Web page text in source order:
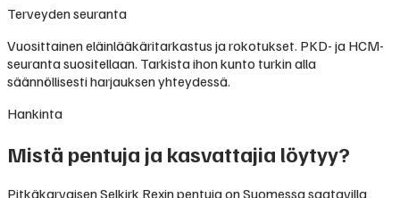
Terveyden seuranta
Vuosittainen eläinlääkäritarkastus ja rokotukset. PKD- ja HCM-
seuranta suositellaan. Tarkista ihon kunto turkin alla
säännöllisesti harjauksen yhteydessä.
Hankinta
Mistä pentuja ja kasvattajia löytyy?
Pitkäkarvaisen Selkirk Rexin pentuja on Suomessa saatavilla